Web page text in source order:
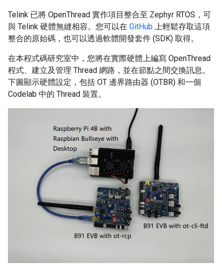
Telink 已將 OpenThread 實作項目整合至 Zephyr RTOS，可
與 Telink 硬體無縫相容。您可以在 GitHub 上輕鬆存取這項
整合的原始碼，也可以透過軟體開發套件 (SDK) 取得。
在本程式碼研究室中，您將在實際硬體上編寫 OpenThread
程式、建立及管理 Thread 網路，並在節點之間交換訊息。
下圖顯示硬體設定，包括 OT 邊界路由器 (OTBR) 和一個
Codelab 中的 Thread 裝置。